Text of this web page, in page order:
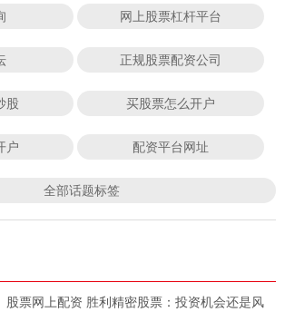
网上股票杠杆平台
正规股票配资公司
股 买股票怎么开户
户 配资平台网址
全部话题标签
股票网上配资 胜利精密股票：投资机会还是风